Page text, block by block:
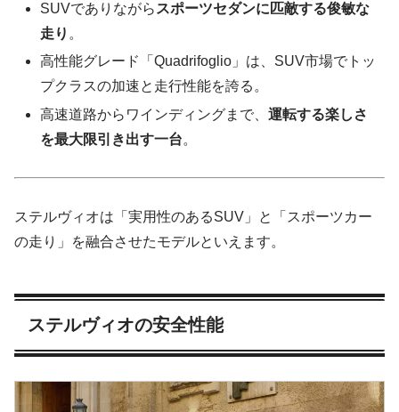
SUVでありながら スポーツセダンに匹敵する俊敏な
走り 。
高性能グレード「Quadrifoglio」は、SUV市場でトッ
プクラスの加速と走行性能を誇る。
高速道路からワインディングまで、運転する楽しさ
を最大限引き出す一台。
ステルヴィオは「実用性のあるSUV」と「スポーツカー
の走り」を融合させたモデルといえます。
ステルヴィオの安全性能